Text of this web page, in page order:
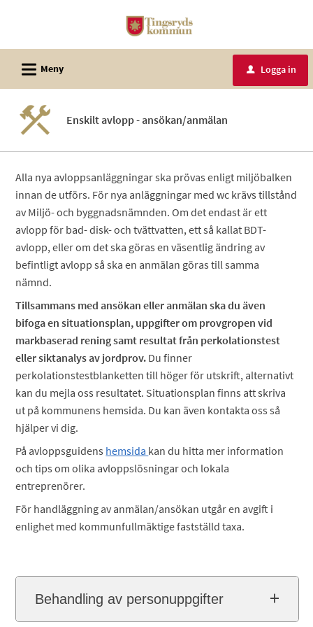
e-
tjänster
-
Tingsryds
kommun
L Meny u Logga in
Enskilt avlopp - ansökan/anmälan
Alla nya avloppsanläggningar ska prövas enligt miljöbalken
innan de utförs. För nya anläggningar med wc krävs tillstånd
av Miljö- och byggnadsnämnden. Om det endast är ett
avlopp för bad- disk- och tvättvatten, ett så kallat BDT-
avlopp, eller om det ska göras en väsentlig ändring av
befintligt avlopp så ska en anmälan göras till samma
nämnd.
Tillsammans med ansökan eller anmälan ska du även
bifoga en situationsplan, uppgifter om provgropen vid
markbaserad rening samt resultat från perkolationstest
eller siktanalys av jordprov. Du finner
perkolationstestblanketten till höger för utskrift, alternativt
kan du mejla oss resultatet. Situationsplan finns att skriva
ut på kommunens hemsida. Du kan även kontakta oss så
hjälper vi dig.
På avloppsguidens hemsida kan du hitta mer information
och tips om olika avloppslösningar och lokala
entreprenörer.
För handläggning av anmälan/ansökan utgår en avgift i
enlighet med kommunfullmäktige fastställd taxa.
Behandling av personuppgifter